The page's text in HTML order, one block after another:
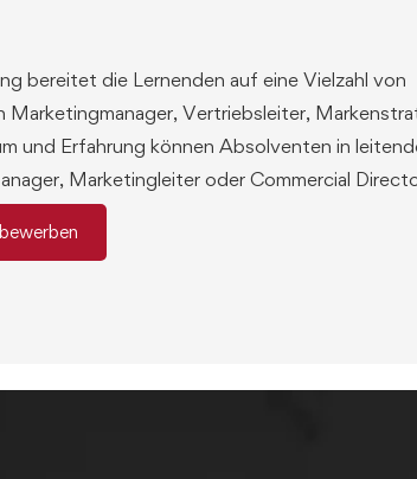
bereitet die Lernenden auf eine Vielzahl von
Vertriebsleiter,
und Erfahrung können Absolventen in
Marketingleiter oder Commercial